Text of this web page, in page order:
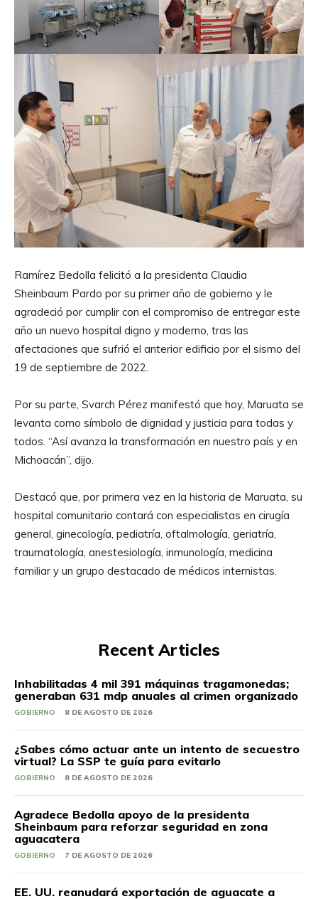
Ramírez Bedolla felicitó a la presidenta Claudia
Sheinbaum Pardo por su primer año de gobierno y le
agradeció por cumplir con el compromiso de entregar este
año un nuevo hospital digno y moderno, tras las
afectaciones que sufrió el anterior edificio por el sismo del
19 de septiembre de 2022.
Por su parte, Svarch Pérez manifestó que hoy, Maruata se
levanta como símbolo de dignidad y justicia para todas y
todos. “Así avanza la transformación en nuestro país y en
Michoacán”, dijo.
Destacó que, por primera vez en la historia de Maruata, su
hospital comunitario contará con especialistas en cirugía
general, ginecología, pediatría, oftalmología, geriatría,
traumatología, anestesiología, inmunología, medicina
familiar y un grupo destacado de médicos internistas.
Recent Articles
Inhabilitadas 4 mil 391 máquinas tragamonedas;
generaban 631 mdp anuales al crimen organizado
GOBIERNO 8 DE AGOSTO DE 2026
¿Sabes cómo actuar ante un intento de secuestro
virtual? La SSP te guía para evitarlo
GOBIERNO 8 DE AGOSTO DE 2026
Agradece Bedolla apoyo de la presidenta
Sheinbaum para reforzar seguridad en zona
aguacatera
GOBIERNO 7 DE AGOSTO DE 2026
EE. UU. reanudará exportación de aguacate a